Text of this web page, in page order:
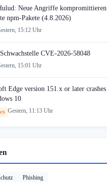
Neue Angriffe kompromittieren
npm-Pakete (4.8.2026)
15:12 Uhr
CVE-2026-58048
15:01 Uhr
Edge version 151.x or later crashes
10
Gestern, 11:13 Uhr
Phishing